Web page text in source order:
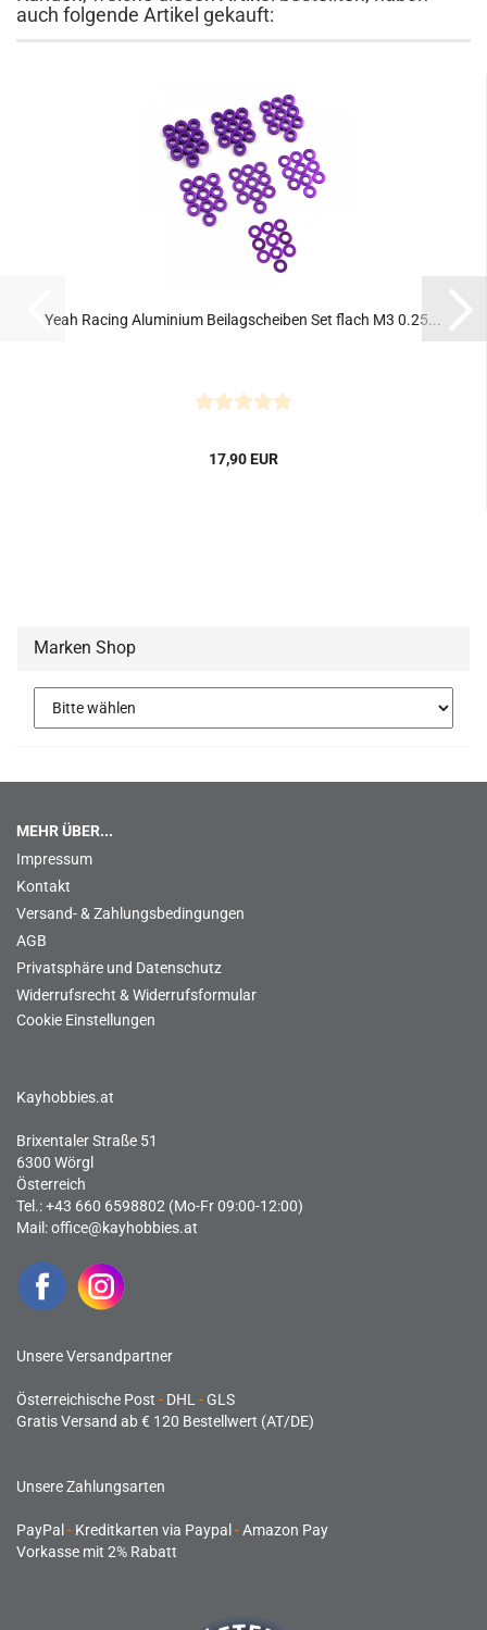
auch folgende Artikel gekauft:
Yeah Racing Aluminium Beilagscheiben Set flach M3 0.25...
17,90 EUR
Marken Shop
MEHR ÜBER...
Impressum
Kontakt
Versand- & Zahlungsbedingungen
AGB
Privatsphäre und Datenschutz
Widerrufsrecht & Widerrufsformular
Cookie Einstellungen
Kayhobbies.at
Brixentaler Straße 51
6300 Wörgl
Österreich
Tel.: +43 660 6598802 (Mo-Fr 09:00-12:00)
Mail:office@kayhobbies.at
Unsere Versandpartner
Österreichische Post - DHL -GLS
Gratis Versand ab € 120 Bestellwert (AT/DE)
Unsere Zahlungsarten
PayPal - Kreditkarten via Paypal -Amazon Pay
Vorkasse mit 2% Rabatt